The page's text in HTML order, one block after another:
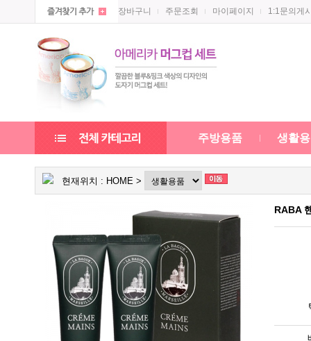
장바구니 주문조회 마이페이지 1:1문의게
주방용품 생활
현재위치 : HOME >
RABA